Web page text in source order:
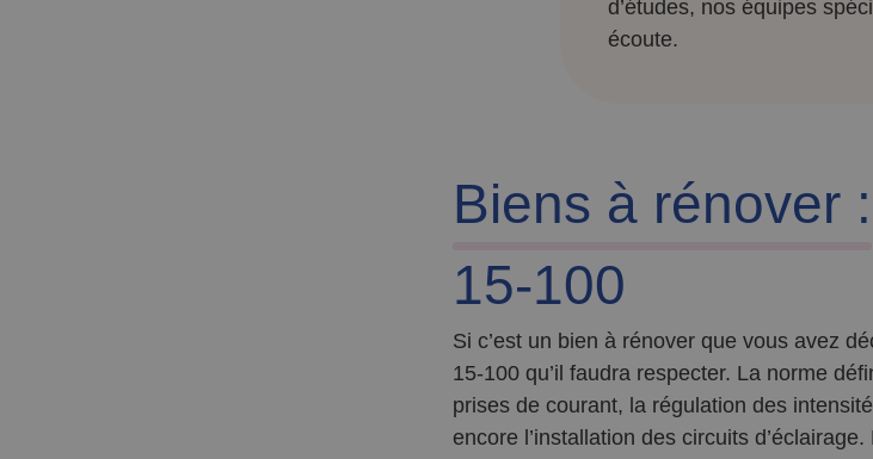
d’études, nos équipes
écoute.
Biens à rénover :
15-100
Si c’est un bien à rénover que vous avez
15-100 qu’il faudra respecter. La norme
prises de courant, la régulation des
encore l’installation des circuits